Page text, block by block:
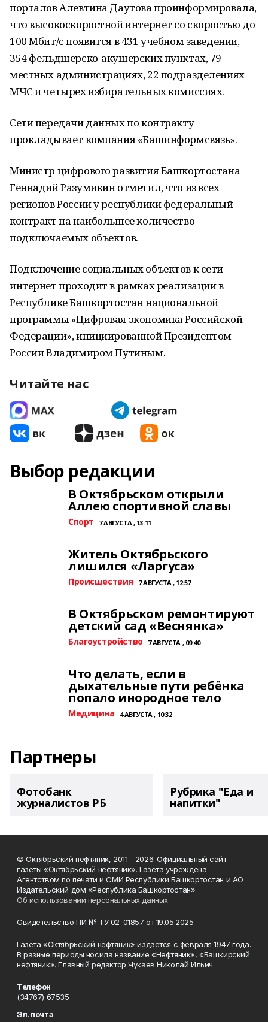
порталов Алевтина Даутова проинформировала,
что высокоскоростной интернет со скоростью до
100 Мбит/с появится в 431 учебном заведении,
354 фельдшерско-акушерских пунктах, 79
местных администрациях, 22 подразделениях
МЧС и четырех избирательных комиссиях.
Сети передачи данных по контракту
прокладывает компания «Башинформсвязь».
Министр цифрового развития Башкортостана
Геннадий Разумикин отметил, что из всех
регионов России у республики федеральный
контракт на наибольшее количество
подключаемых объектов.
Подключение социальных объектов к сети
интернет проходит в рамках реализации в
Республике Башкортостан национальной
программы «Цифровая экономика Российской
Федерации», инициированной Президентом
России Владимиром Путиным.
Читайте нас
Выбор редакции
В Октябрьском открыли
Аллею спортивной славы
Спорт 7 АВГУСТА , 13:11
Житель Октябрьского
лишился «Ларгуса»
Происшествия 7 АВГУСТА , 12:57
В Октябрьском ремонтируют
детский сад «Веснянка»
Благоустройство 7 АВГУСТА , 09:40
Что делать, если в
дыхательные пути ребёнка
попало инородное тело
Медицина 4 АВГУСТА , 10:32
Партнеры
Фотобанк
журналистов РБ
Рубрика "Еда и
напитки"
© Октябрьский нефтяник, 2011—2026. Официальный сайт
газеты «Октябрьский нефтяник». Газета учреждена
Агентством по печати и СМИ Республики Башкортостан и АО
Издательский дом «Республика Башкортостан»
Об использовании персональных данных
Свидетельство ПИ № ТУ 02-01857 от 19.05.2025
Газета «Октябрьский нефтяник» издается с февраля 1947 года.
В разные периоды носила название «Нефтяник», «Башкирский
нефтяник». Главный редактор Чукаев Николай Ильич
Телефон
(34767) 67535
Эл. почта